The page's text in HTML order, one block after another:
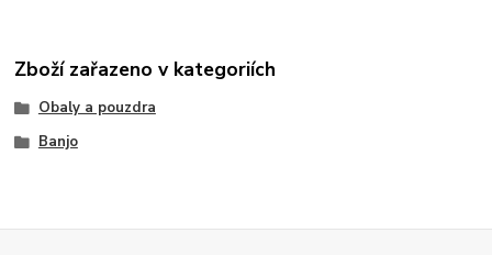
Zboží zařazeno v kategoriích
Obaly a pouzdra
Banjo